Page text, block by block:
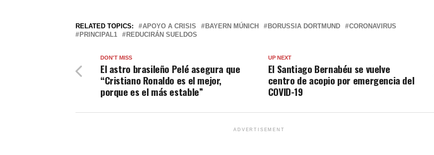
RELATED TOPICS: APOYO A CRISIS BAYERN MÚNICH BORUSSIA DORTMUND
CORONAVIRUS
PRINCIPAL1
REDUCIRÁN SUELDOS
UP NEXT
El Santiago Bernabéu se vuelve
centro de acopio por emergencia del
COVID-19
DON'T MISS
El astro brasileño Pelé asegura que
“Cristiano Ronaldo es el mejor,
porque es el más estable”
ADVERTISEMENT